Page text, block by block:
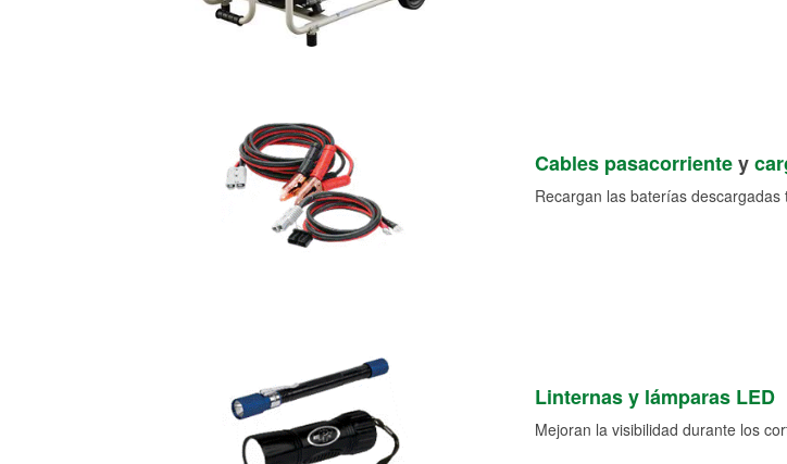
Cables pasacorrientey
Recargan las baterías
Linternas y lámparas LED
Mejoran la visibilidad durante los